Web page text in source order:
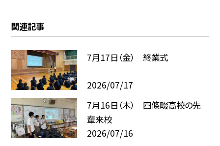
関連記事
7月17日（金） 終業式
2026/07/17
7月16日（木） 四條畷高校の先
輩来校
2026/07/16